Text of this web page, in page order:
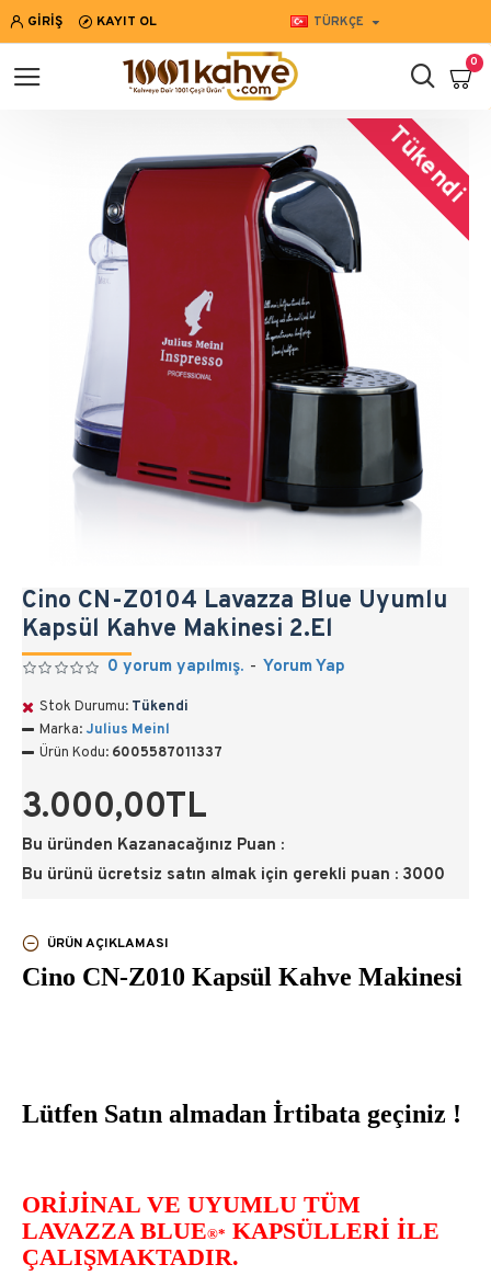
GIRIŞ KAYIT OL TÜRKÇE
0
Tükendi
Cino CN-Z0104 Lavazza Blue Uyumlu
Kapsül Kahve Makinesi 2.El
0 yorum yapılmış. - Yorum Yap
3.000,00TL
Bu üründen Kazanacağınız Puan :
Bu ürünü ücretsiz satın almak için gerekli puan : 3000
Stok Durumu: Tükendi
Marka: Julius Meinl
Ürün Kodu: 6005587011337
ÜRÜN AÇIKLAMASI
Cino CN-Z010 Kapsül Kahve Makinesi
Lütfen Satın almadan İrtibata geçiniz !
ORIJINAL VE UYUMLU TÜM
LAVAZZA BLUE®* KAPSÜLLERI ILE
ÇALIŞMAKTADIR.